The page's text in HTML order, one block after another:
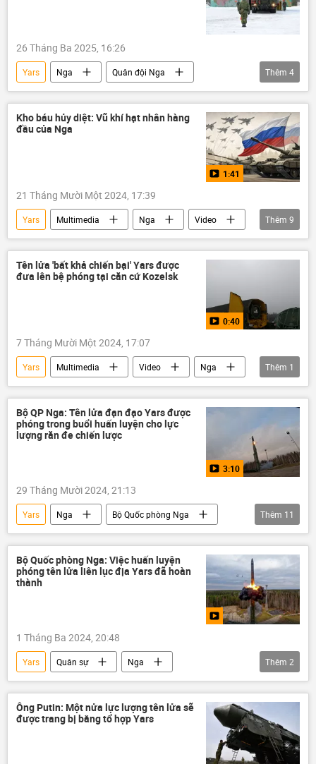
26 Tháng Ba 2025, 16:26
Yars Nga
Quân đội Nga
Bộ Quốc phòng Nga
cuộc tập trận
Quân sự
tên lửa
Thêm 4
Kho báu hủy diệt: Vũ khí hạt nhân hàng
đầu của Nga
1:41
21 Tháng Mười Một 2024, 17:39
Yars Multimedia Nga
Video
tên lửa
tổ hợp Yars
Bulava
tên lửa Voevoda
Topol-M
Tổ hợp tên lửa dàn "Topol"
Quân sự
Thêm 9
Tên lửa 'bất khả chiến bại' Yars được
đưa lên bệ phóng tại căn cứ Kozelsk
0:40
7 Tháng Mười Một 2024, 17:07
Yars Multimedia Video
Nga
Bộ Quốc phòng Nga
Thêm 1
Bộ QP Nga: Tên lửa đạn đạo Yars được
phóng trong buổi huấn luyện cho lực
lượng răn đe chiến lược
3:10
29 Tháng Mười 2024, 21:13
Yars Nga
Bộ Quốc phòng Nga
Quân đội Nga
tổ hợp Yars
Thế giới
thông tin
Quân sự
vũ khí hạt nhân
lĩnh vực hạt nhân
Andrei Belousov
Thêm 11
Bộ Quốc phòng Nga: Việc huấn luyện
phóng tên lửa liên lục địa Yars đã hoàn
thành
1 Tháng Ba 2024, 20:48
Yars Quân sự
Nga
tổ hợp Yars
Bộ Quốc phòng Nga
Thế giới
Thêm 2
Ông Putin: Một nửa lực lượng tên lửa sẽ
được trang bị bằng tổ hợp Yars